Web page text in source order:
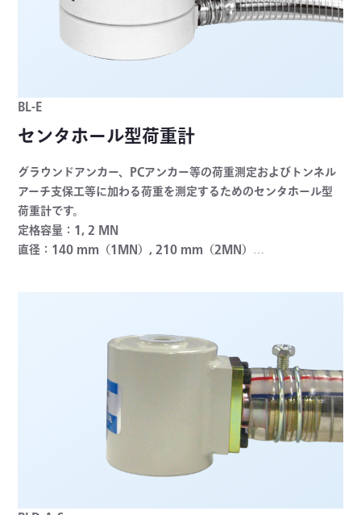
BL-E
センタホール型荷重計
グラウンドアンカー、PCアンカー等の荷重測定およびトンネル
アーチ支保工等に加わる荷重を測定するためのセンタホール型
荷重計です。
定格容量：1, 2 MN
直径：140 mm（1MN）, 210 mm（2MN）